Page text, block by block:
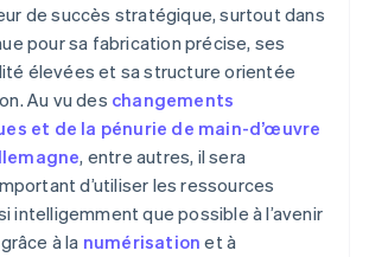
de succès stratégique, surtout dans
pour sa fabrication précise, ses
élevées et sa structure orientée
Au vu des changements
et de la pénurie de main-d’œuvre
, entre autres, il sera
d’utiliser les ressources
intelligemment que possible à l’avenir
à la numérisation et à